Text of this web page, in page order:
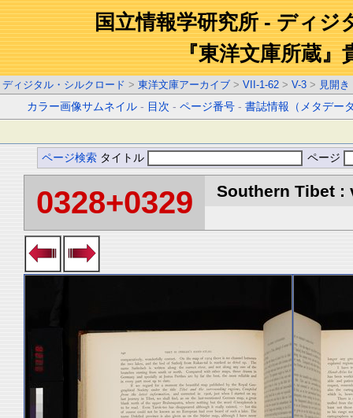
国立情報学研究所 - ディジ
『東洋文庫所蔵』
ディジタル・シルクロード > 東洋文庫アーカイブ > VII-1-62 > V-3 > 見開き
カラー画像サムネイル - 目次 -ページ番号 -書誌情報（メタデー
ページ検索 タイトル ページ
0328+0329 Southern Tibet :